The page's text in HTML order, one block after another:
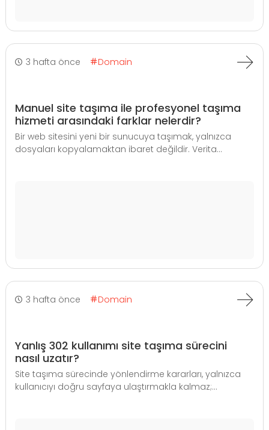
3 hafta önce Domain
Manuel site taşıma ile profesyonel taşıma
hizmeti arasındaki farklar nelerdir?
Bir web sitesini yeni bir sunucuya taşımak, yalnızca
dosyaları kopyalamaktan ibaret değildir. Verita...
3 hafta önce Domain
Yanlış 302 kullanımı site taşıma sürecini
nasıl uzatır?
Site taşıma sürecinde yönlendirme kararları, yalnızca
kullanıcıyı doğru sayfaya ulaştırmakla kalmaz;...